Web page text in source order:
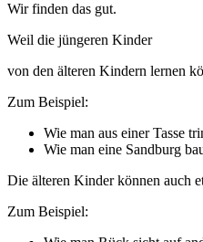
Wir finden das gut.
Weil die jüngeren Kinder
von den älteren Kindern lernen
Zum Beispiel:
Wie man aus einer Tasse
Wie man eine Sandburg
Die älteren Kinder können auch
Zum Beispiel: